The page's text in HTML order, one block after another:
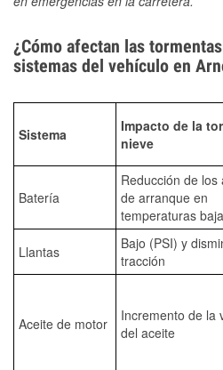
¿Cómo afectan las
sistemas del vehículo en
Sistema
Impacto de la
nieve
Batería
Reducción de los
de arranque en
temperaturas
Llantas
Bajo (PSI) y
tracción
Aceite de motor
Incremento de la
del aceite